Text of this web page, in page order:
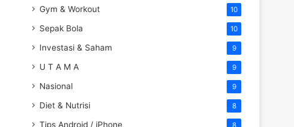
Gym & Workout 10
Sepak Bola 10
Investasi & Saham 9
U T A M A 9
Nasional 9
Diet & Nutrisi 8
Tips Android / iPhone 8